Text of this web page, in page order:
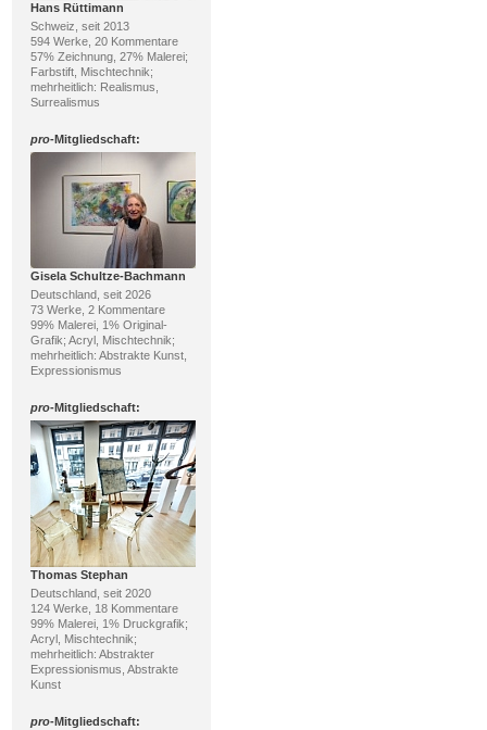
Hans Rüttimann
Schweiz, seit 2013
594 Werke, 20 Kommentare
57% Zeichnung, 27% Malerei;
Farbstift, Mischtechnik;
mehrheitlich: Realismus,
Surrealismus
pro-Mitgliedschaft:
Gisela Schultze-Bachmann
Deutschland, seit 2026
73 Werke, 2 Kommentare
99% Malerei, 1% Original-
Grafik; Acryl, Mischtechnik;
mehrheitlich: Abstrakte Kunst,
Expressionismus
pro-Mitgliedschaft:
Thomas Stephan
Deutschland, seit 2020
124 Werke, 18 Kommentare
99% Malerei, 1% Druckgrafik;
Acryl, Mischtechnik;
mehrheitlich: Abstrakter
Expressionismus, Abstrakte
Kunst
pro-Mitgliedschaft: